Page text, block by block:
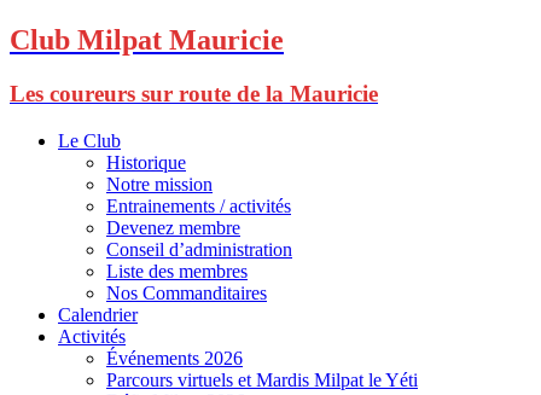
Club Milpat Mauricie
Les coureurs sur route de la Mauricie
Le Club
Historique
Notre mission
Entrainements / activités
Devenez membre
Conseil d’administration
Liste des membres
Nos Commanditaires
Calendrier
Activités
Événements 2026
Parcours virtuels et Mardis Milpat le Yéti